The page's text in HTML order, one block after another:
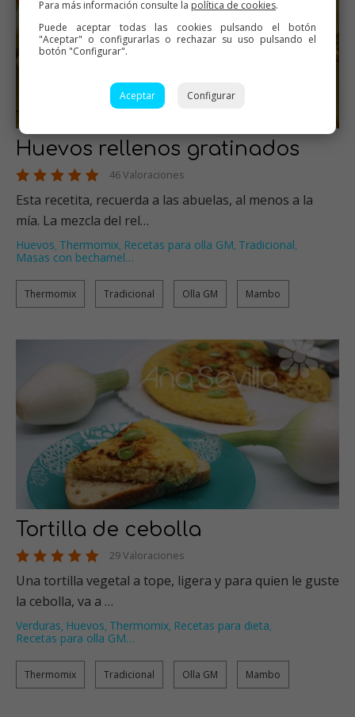
Huevos rellenos gratinados
46 Valoraciones
Esta recetita, recuerda a las abuelas, al menos a la
mía. La mezcla del rel…
Huevos, Thermomix, Recetas para olla GM, Tradicional,
Masas con bechamel…
Thermomix Tradicional Olla GM Mambo
Tortilla de cebolla
29 Valoraciones
Una tortilla vegetal a tope, ligera y para quien le guste
la cebolla, va a …
Verduras, Huevos, Thermomix, Recetas para dieta,
Recetas para olla GM…
Thermomix Tradicional Olla GM Mambo
Para más información consulte la política de cookies.
Puede aceptar todas las cookies pulsando el botón
"Aceptar" o configurarlas o rechazar su uso pulsando el
botón "Configurar".
Aceptar Configurar